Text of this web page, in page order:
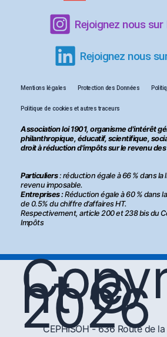
Rejoignez nous
Rejoignez nous
Mentions légales Protection des Données
Politique de cookies et autres traceurs
Association loi 1901, organisme d'intérêt
philanthropique, éducatif, scientifique,
droit à réduction d'impôts sur le revenu
Particuliers: réduction égale à 66 % dans la
revenu imposable.
Entreprises :Réduction égale à 60 % dans
de 0.5% du chiffre d’affaires HT.
Respectivement, article 200 et 238 bis du
Impôts
ht ©
2026
CEPHISOH - 636 Route de